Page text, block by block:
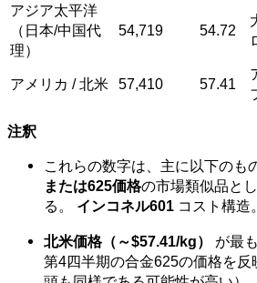
アジア太平洋
（日本/中国代
理）
54,719 54.72
アメリカ / 北米 57,410 57.41
注釈
これらの数字は、主に以下のも
または625価格の市場類似品と
る。 インコネル601 コスト構造。
北米価格（～$57.41/kg）
が最
第4四半期の合金625の価格を